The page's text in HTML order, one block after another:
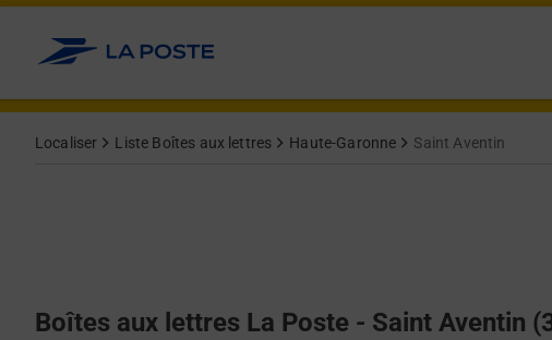
Allez au contenu
Localiser Liste Boîtes aux lettres Haute-Garonne Saint Aventin
Boîtes aux lettres La Poste - Saint Aventin